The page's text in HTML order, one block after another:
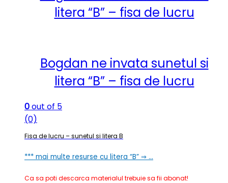
litera “B” – fisa de lucru
Bogdan ne invata sunetul si
litera “B” – fisa de lucru
0out of 5
(0)
Fisa de lucru – sunetul si litera B
*** mai multe resurse cu litera “B” ⇒ …
Ca sa poti descarca materialul trebuie sa fii abonat!